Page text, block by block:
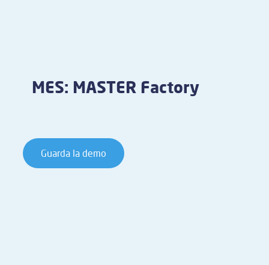
MES: MASTER Factory
Guarda la demo